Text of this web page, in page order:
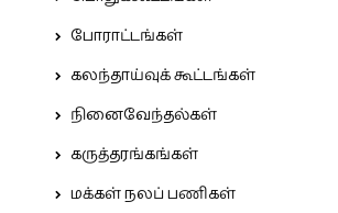
போராட்டங்கள்
கலந்தாய்வுக் கூட்டங்கள்
நினைவேந்தல்கள்
கருத்தரங்கங்கள்
மக்கள் நலப் பணிகள்